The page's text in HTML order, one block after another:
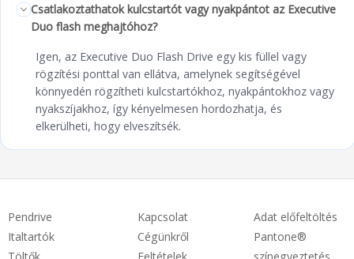
Csatlakoztathatok kulcstartót vagy nyakpántot az Executive
Duo flash meghajtóhoz?
Igen, az Executive Duo Flash Drive egy kis füllel vagy
rögzítési ponttal van ellátva, amelynek segítségével
könnyedén rögzítheti kulcstartókhoz, nyakpántokhoz vagy
nyakszíjakhoz, így kényelmesen hordozhatja, és
elkerülheti, hogy elveszítsék.
Pendrive
Italtartók
Kapcsolat
Cégünkről
Adat előfeltöltés
Pantone®